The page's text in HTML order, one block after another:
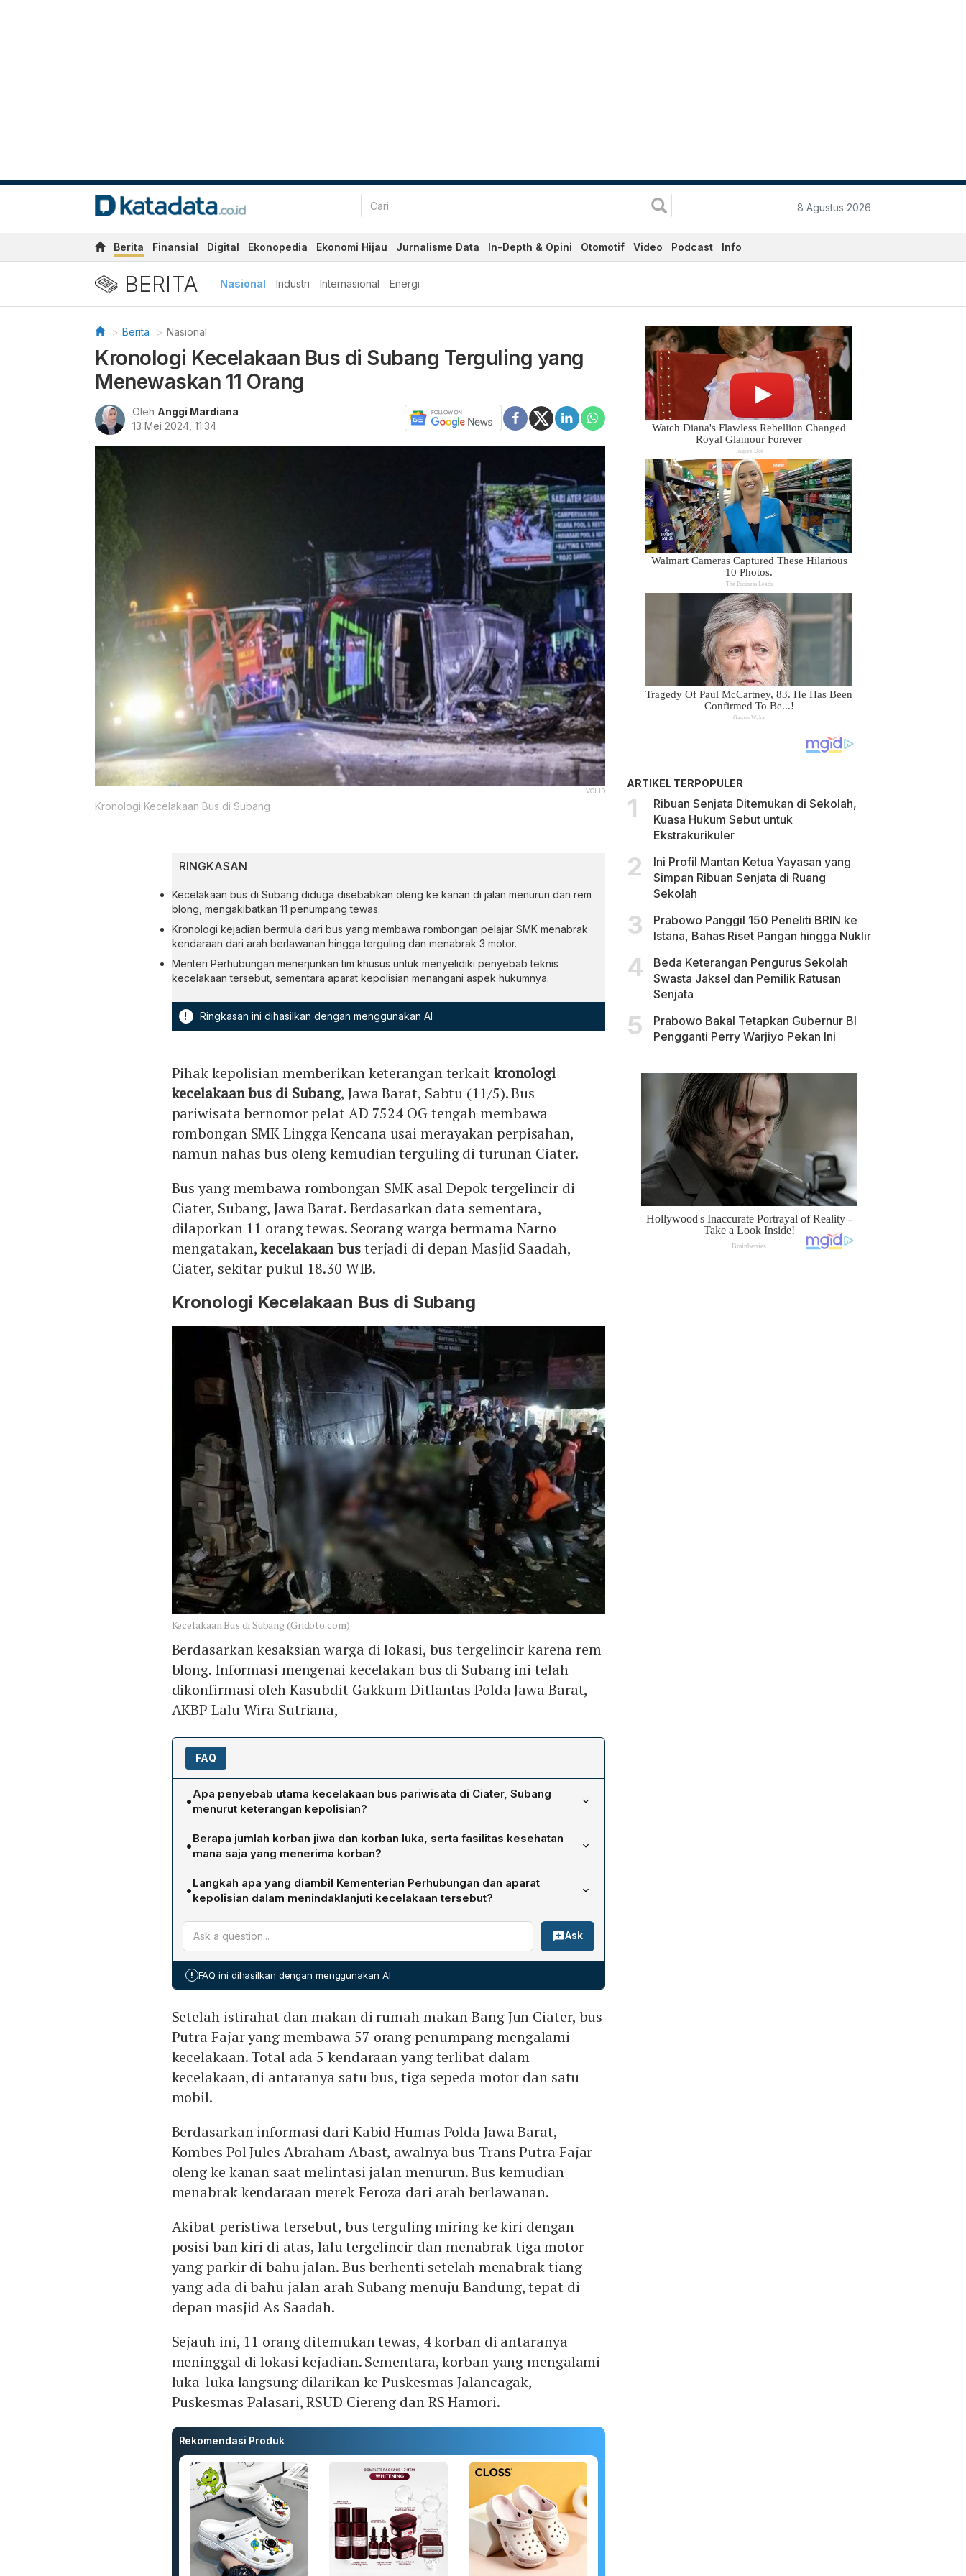
8 Agustus 2026
Berita Finansial Digital Ekonopedia Ekonomi Hijau Jurnalisme Data In-Depth & Opini Otomotif Video Podcast Info
BERITA Nasional Industri Internasional Energi
Berita Nasional
Kronologi Kecelakaan Bus di Subang Terguling yang
Menewaskan 11 Orang
Oleh Anggi Mardiana
13 Mei 2024, 11:34
VOI.ID
Kronologi Kecelakaan Bus di Subang
RINGKASAN
Kecelakaan bus di Subang diduga disebabkan oleng ke kanan di jalan menurun dan rem
blong, mengakibatkan 11 penumpang tewas.
Kronologi kejadian bermula dari bus yang membawa rombongan pelajar SMK menabrak
kendaraan dari arah berlawanan hingga terguling dan menabrak 3 motor.
Menteri Perhubungan menerjunkan tim khusus untuk menyelidiki penyebab teknis
kecelakaan tersebut, sementara aparat kepolisian menangani aspek hukumnya.
! Ringkasan ini dihasilkan dengan menggunakan AI
Pihak kepolisian memberikan keterangan terkaitkronologi
kecelakaan bus di Subang, Jawa Barat, Sabtu (11/5). Bus
pariwisata bernomor pelat AD 7524 OG tengah membawa
rombongan SMK Lingga Kencana usai merayakan perpisahan,
namun nahas bus oleng kemudian terguling di turunan Ciater.
Bus yang membawa rombongan SMK asal Depok tergelincir di
Ciater, Subang, Jawa Barat. Berdasarkan data sementara,
dilaporkan 11 orang tewas. Seorang warga bermama Narno
mengatakan,kecelakaan busterjadi di depan Masjid Saadah,
Ciater, sekitar pukul 18.30 WIB.
Kronologi Kecelakaan Bus di Subang
Kecelakaan Bus di Subang (Gridoto.com)
Berdasarkan kesaksian warga di lokasi, bus tergelincir karena rem
blong. Informasi mengenai kecelakan bus di Subang ini telah
dikonfirmasi oleh Kasubdit Gakkum Ditlantas Polda Jawa Barat,
AKBP Lalu Wira Sutriana,
FAQ
•Apa penyebab utama kecelakaan bus pariwisata di Ciater, Subang
menurut keterangan kepolisian?
Kepolisian menyatakan bus oleng ke kanan saat melintasi jalan menurun karena rem
blong. Akibatnya bus menabrak kendaraan Feroza dari arah berlawanan, kemudian
terguling miring ke kiri, menabrak tiga sepeda motor yang parkir, dan akhirnya
berhenti setelah menabrak tiang di bahu jalan di depan Masjid As‑Saadah.
•Berapa jumlah korban jiwa dan korban luka, serta fasilitas kesehatan
mana saja yang menerima korban?
Dari 56 penumpang, terkonfirmasi 11 orang tewas, termasuk 4 korban yang
meninggal di lokasi. Korban luka dilarikan ke beberapa fasilitas: Puskesmas
Jalancagak, Puskesmas Palasari, RSUD Ciereng, dan RS Hamori.
•Langkah apa yang diambil Kementerian Perhubungan dan aparat
kepolisian dalam menindaklanjuti kecelakaan tersebut?
Kementerian Perhubungan menurunkan tim khusus beranggotakan empat orang
untuk menyelidiki penyebab teknis kecelakaan, berkoordinasi dengan kepolisian.
Sementara kepolisian, melalui Kasubdit Gakkum Ditlantas dan Kabid Humas,
untuk penyelidikan lanjutan.
Ask
! FAQ ini dihasilkan dengan menggunakan AI
Setelah istirahat dan makan di rumah makan Bang Jun Ciater, bus
Putra Fajar yang membawa 57 orang penumpang mengalami
kecelakaan. Total ada 5 kendaraan yang terlibat dalam
kecelakaan, di antaranya satu bus, tiga sepeda motor dan satu
mobil.
Berdasarkan informasi dari Kabid Humas Polda Jawa Barat,
Kombes Pol Jules Abraham Abast, awalnya bus Trans Putra Fajar
oleng ke kanan saat melintasi jalan menurun. Bus kemudian
menabrak kendaraan merek Feroza dari arah berlawanan.
Akibat peristiwa tersebut, bus terguling miring ke kiri dengan
posisi ban kiri di atas, lalu tergelincir dan menabrak tiga motor
yang parkir di bahu jalan. Bus berhenti setelah menabrak tiang
yang ada di bahu jalan arah Subang menuju Bandung, tepat di
depan masjid As Saadah.
Sejauh ini, 11 orang ditemukan tewas, 4 korban di antaranya
meninggal di lokasi kejadian. Sementara, korban yang mengalami
luka-luka langsung dilarikan ke Puskesmas Jalancagak,
Puskesmas Palasari, RSUD Ciereng dan RS Hamori.
Rekomendasi Produk
ARTIKEL TERPOPULER
Ribuan Senjata Ditemukan di Sekolah,
Kuasa Hukum Sebut untuk
Ekstrakurikuler
Ini Profil Mantan Ketua Yayasan yang
Simpan Ribuan Senjata di Ruang
Sekolah
Prabowo Panggil 150 Peneliti BRIN ke
Istana, Bahas Riset Pangan hingga Nuklir
Beda Keterangan Pengurus Sekolah
Swasta Jaksel dan Pemilik Ratusan
Senjata
Prabowo Bakal Tetapkan Gubernur BI
Pengganti Perry Warjiyo Pekan Ini